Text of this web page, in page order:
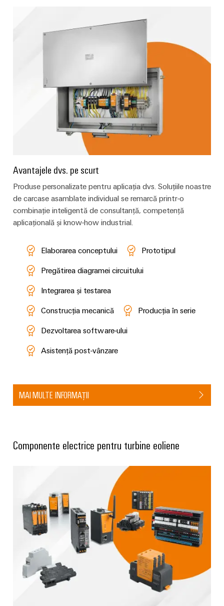
Avantajele dvs. pe scurt
Produse personalizate pentru aplicația dvs. Soluțiile noastre
de carcase asamblate individual se remarcă printr-o
combinație inteligentă de consultanță, competență
aplicațională și know-how industrial.
Elaborarea conceptului
Prototipul
Pregătirea diagramei circuitului
Integrarea și testarea
Construcția mecanică
Producția în serie
Dezvoltarea software-ului
Asistență post-vânzare
MAI MULTE INFORMAȚII
Componente electrice pentru turbine eoliene